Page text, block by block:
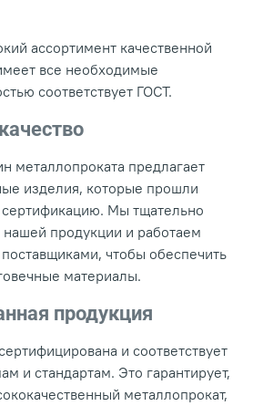
ассортимент качественной
все необходимые
соответствует ГОСТ.
металлопроката предлагает
изделия, которые прошли
сертификацию. Мы тщательно
продукции и работаем
чтобы обеспечить
материалы.
продукция
и соответствует
и стандартам. Это гарантирует,
металлопрокат,